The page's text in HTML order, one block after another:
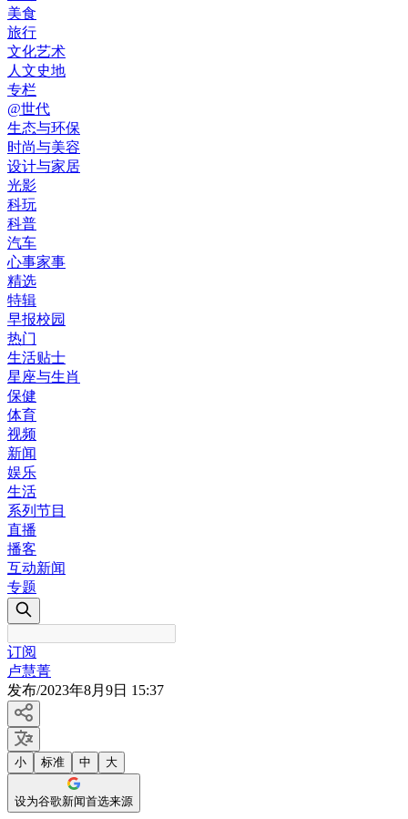
美食
旅行
文化艺术
人文史地
专栏
@世代
生态与环保
时尚与美容
设计与家居
光影
科玩
科普
汽车
心事家事
精选
特辑
早报校园
热门
生活贴士
星座与生肖
保健
体育
视频
新闻
娱乐
生活
系列节目
直播
播客
互动新闻
专题
订阅
卢慧菁
发布/2023年8月9日 15:37
小 标准 中 大
设为谷歌新闻首选来源